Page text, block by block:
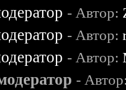
- Автор:
- Автор:
- Автор:
-